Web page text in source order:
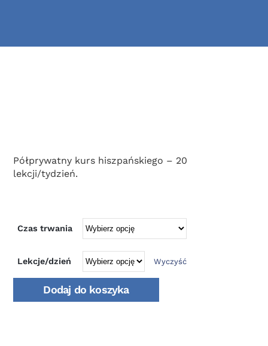
Półprywatny kurs hiszpańskiego – 20
lekcji/tydzień.
Czas trwania
Lekcje/dzień Wyczyść
Dodaj do koszyka